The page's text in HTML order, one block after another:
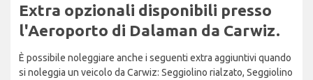
Extra opzionali disponibili presso
l'Aeroporto di Dalaman da Carwiz.
È possibile noleggiare anche i seguenti extra aggiuntivi quando
si noleggia un veicolo da Carwiz: Seggiolino rialzato, Seggiolino